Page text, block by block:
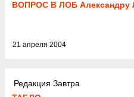
ВОПРОС В ЛОБ
21 апреля 2004
Редакция Завтра